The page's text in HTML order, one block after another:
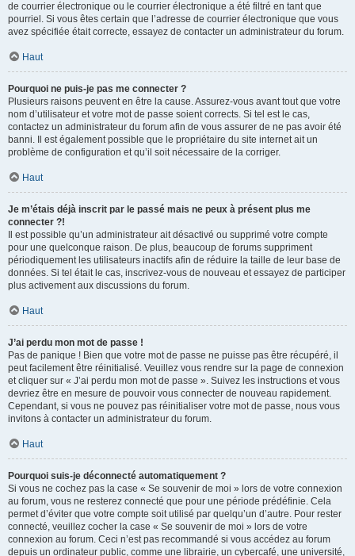
de courrier électronique ou le courrier électronique a été filtré en tant que
pourriel. Si vous êtes certain que l’adresse de courrier électronique que vous
avez spécifiée était correcte, essayez de contacter un administrateur du forum.
Haut
Pourquoi ne puis-je pas me connecter ?
Plusieurs raisons peuvent en être la cause. Assurez-vous avant tout que votre
nom d’utilisateur et votre mot de passe soient corrects. Si tel est le cas,
contactez un administrateur du forum afin de vous assurer de ne pas avoir été
banni. Il est également possible que le propriétaire du site internet ait un
problème de configuration et qu’il soit nécessaire de la corriger.
Haut
Je m’étais déjà inscrit par le passé mais ne peux à présent plus me
connecter ?!
Il est possible qu’un administrateur ait désactivé ou supprimé votre compte
pour une quelconque raison. De plus, beaucoup de forums suppriment
périodiquement les utilisateurs inactifs afin de réduire la taille de leur base de
données. Si tel était le cas, inscrivez-vous de nouveau et essayez de participer
plus activement aux discussions du forum.
Haut
J’ai perdu mon mot de passe !
Pas de panique ! Bien que votre mot de passe ne puisse pas être récupéré, il
peut facilement être réinitialisé. Veuillez vous rendre sur la page de connexion
et cliquer sur « J’ai perdu mon mot de passe ». Suivez les instructions et vous
devriez être en mesure de pouvoir vous connecter de nouveau rapidement.
Cependant, si vous ne pouvez pas réinitialiser votre mot de passe, nous vous
invitons à contacter un administrateur du forum.
Haut
Pourquoi suis-je déconnecté automatiquement ?
Si vous ne cochez pas la case « Se souvenir de moi » lors de votre connexion
au forum, vous ne resterez connecté que pour une période prédéfinie. Cela
permet d’éviter que votre compte soit utilisé par quelqu’un d’autre. Pour rester
connecté, veuillez cocher la case « Se souvenir de moi » lors de votre
connexion au forum. Ceci n’est pas recommandé si vous accédez au forum
depuis un ordinateur public, comme une librairie, un cybercafé, une université,